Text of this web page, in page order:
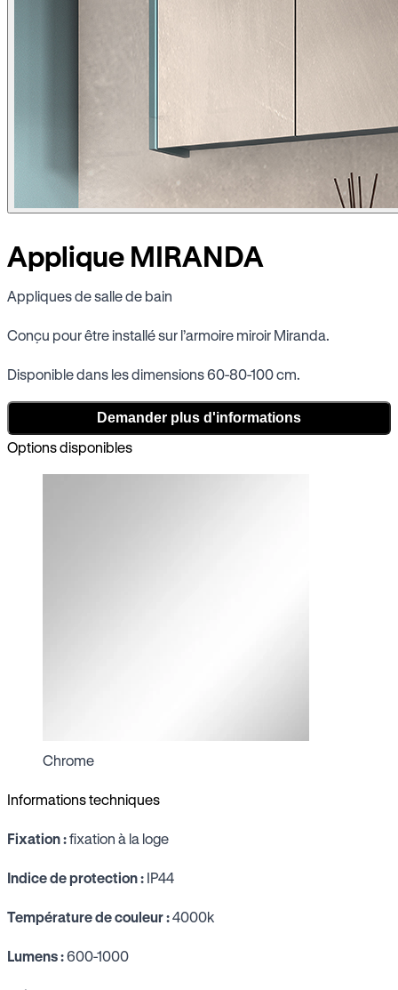
Applique MIRANDA
Appliques de salle de bain
Conçu pour être installé sur l’armoire miroir Miranda.
Disponible dans les dimensions 60-80-100 cm.
Demander plus d'informations
Options disponibles
Chrome
Informations techniques
Fixation :fixation à la loge
Indice de protection : IP44
Température de couleur :4000k
Lumens :600-1000